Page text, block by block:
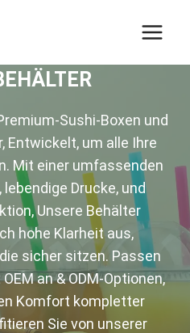
Sushi-Boxen und
Entwickelt, um alle Ihre
Mit einer umfassenden
Drucke, und
Unsere Behälter
hohe Klarheit aus,
sicher sitzen. Passen
an & ODM-Optionen,
Komfort kompletter
Sie von unserer